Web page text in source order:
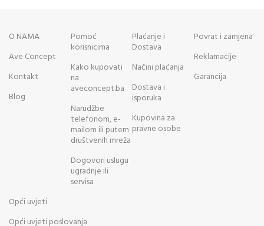
O NAMA
Ave Concept
Kontakt
Blog
Pomoć
korisnicima
Kako kupovati
na
aveconcept.ba
Narudžbe
telefonom, e-
mailom ili putem
društvenih mreža
Dogovori uslugu
ugradnje ili
servisa
Plaćanje i
Dostava
Načini plaćanja
Dostava i
isporuka
Kupovina za
pravne osobe
Povrat i zamjena
Reklamacije
Garancija
Opći uvjeti
Opći uvjeti poslovanja